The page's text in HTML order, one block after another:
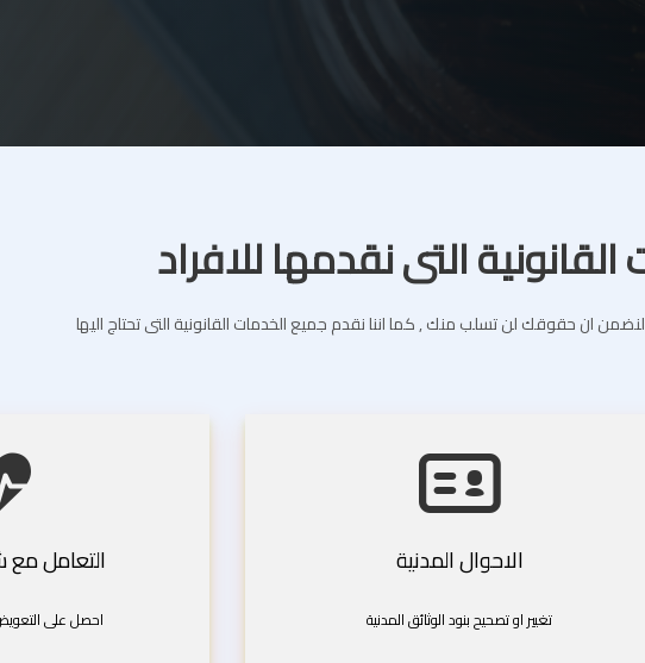
التى نقدمها للافراد
ان حقوقك لن تسلب منك , كما اننا نقدم جميع الخدمات القانونية التى تحتاج اليها
الاحوال المدنية
تغيير او تصحيح بنود الوثائق المدنية
التعامل مع
احصل على